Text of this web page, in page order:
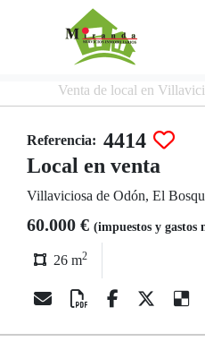
Venta de local en
Referencia: 4414
Local en venta
Villaviciosa de Odón, El
60.000 € (impuestos y gastos
26 m2